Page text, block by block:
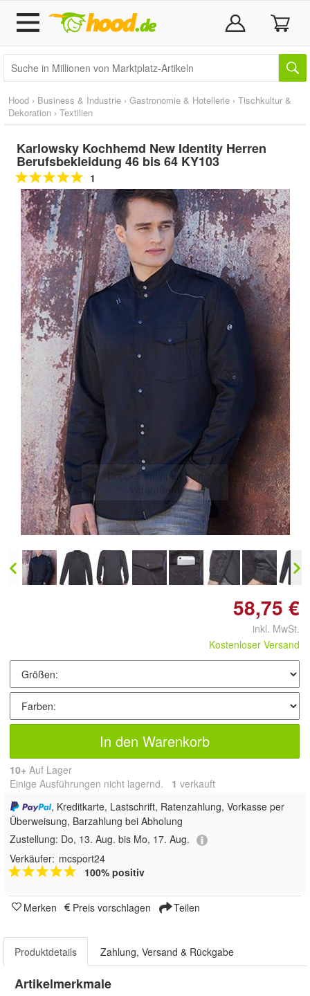
Hood › Business & Industrie › Gastronomie & Hotellerie › Tischkultur &
Dekoration › Textilien
Karlowsky Kochhemd New Identity Herren
Berufsbekleidung 46 bis 64 KY103
1
Doppelt antippen zum
vergrößern
58,75 €
inkl. MwSt.
Kostenloser Versand
In den Warenkorb
10+ Auf Lager
Einige Ausführungen nicht lagernd. 1 verkauft
, Kreditkarte, Lastschrift, Ratenzahlung, Vorkasse per
Überweisung, Barzahlung bei Abholung
Zustellung: Do, 13. Aug. bis Mo, 17. Aug.
Verkäufer: mcsport24
100% positiv
Merken Preis vorschlagen Teilen
Produktdetails Zahlung, Versand & Rückgabe
Artikelmerkmale